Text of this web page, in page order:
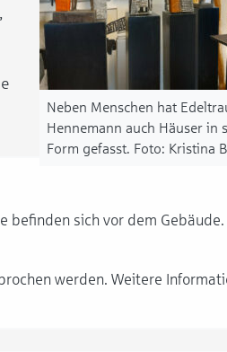
Neben Menschen hat
Hennemann auch Häuser in
Form gefasst.
Kristina
befinden sich vor dem
werden. Weitere